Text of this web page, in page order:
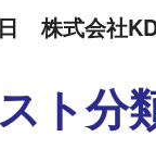
株式会社
ト